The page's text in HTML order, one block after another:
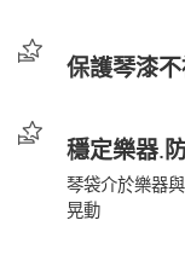
保護琴漆
穩定樂器.
琴袋介於樂器
晃動